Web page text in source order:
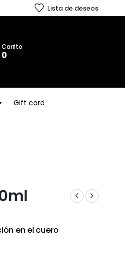
Lista de deseos
Carrito
0
Gift card
en el cuero